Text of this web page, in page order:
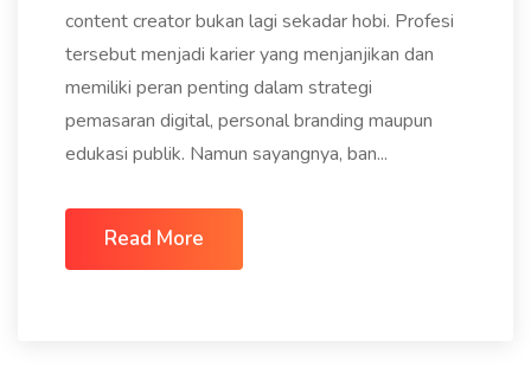
content creator bukan lagi sekadar hobi. Profesi
tersebut menjadi karier yang menjanjikan dan
memiliki peran penting dalam strategi
pemasaran digital, personal branding maupun
edukasi publik. Namun sayangnya, ban...
Read More